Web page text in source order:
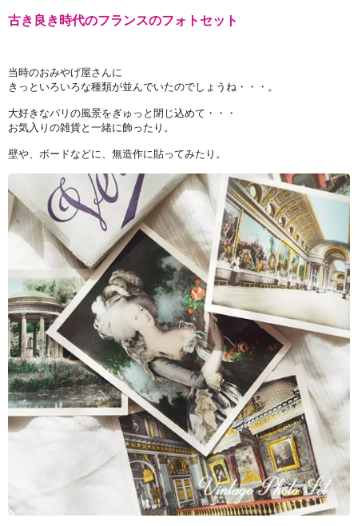
古き良き時代のフランスのフォトセット
当時のおみやげ屋さんに
きっといろいろな種類が並んでいたのでしょうね・・・。
大好きなパリの風景をぎゅっと閉じ込めて・・・
お気入りの雑貨と一緒に飾ったり。
壁や、ボードなどに、無造作に貼ってみたり。